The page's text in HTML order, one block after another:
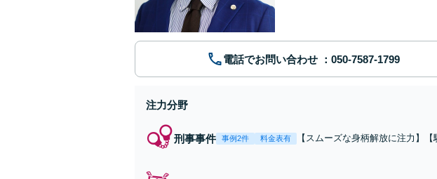
電話でお問い合わせ
注力分野
刑事事件 事例2件 料金表有
【スムーズな身柄解放に注力】